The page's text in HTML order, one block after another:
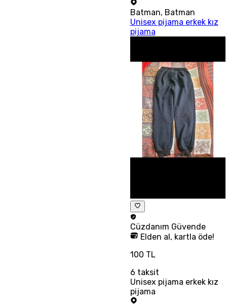
Batman, Batman
Unisex pijama erkek kız
pijama
Cüzdanım Güvende
Elden al, kartla öde!
100 TL
6 taksit
Unisex pijama erkek kız
pijama